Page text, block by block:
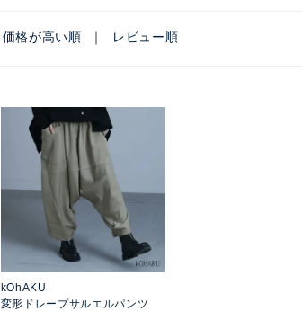
価格が高い順 レビュー順
kOhAKU
変形ドレープサルエルパンツ